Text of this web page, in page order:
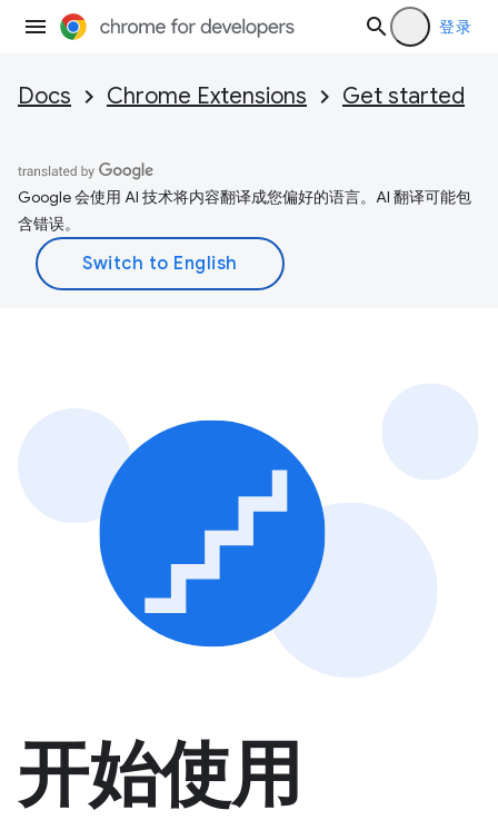
登录
Docs Chrome Extensions Get started
Google 会使用 AI 技术将内容翻译成您偏好的语言。AI 翻译可能包
含错误。
开始使用